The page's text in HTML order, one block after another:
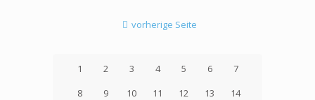
vorherige Seite
1 2 3 4 5 6
7
8
9 10 11 12 13
14